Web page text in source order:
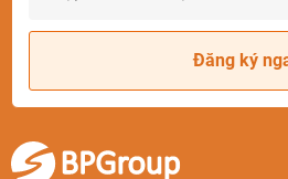
Đăng ký